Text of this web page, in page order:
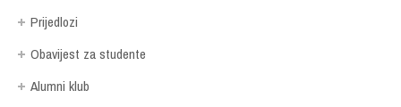
Prijedlozi
Obavijest za studente
Alumni klub